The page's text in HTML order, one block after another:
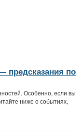
предсказания по
Особенно, если вы
ниже о событиях,